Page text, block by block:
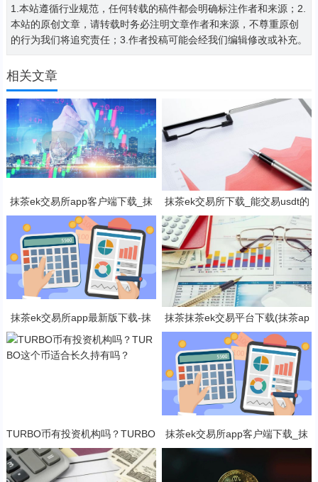
1.本站遵循行业规范，任何转载的稿件都会明确标注作者和来源；2.
本站的原创文章，请转载时务必注明文章作者和来源，不尊重原创
的行为我们将追究责任；3.作者投稿可能会经我们编辑修改或补充。
相关文章
抹茶ek交易所app客户端下载_抹
茶ek钱包v8.15.2下载
抹茶ek交易所下载_能交易usdt的
抹茶ek平台V6.1.0
抹茶ek交易所app最新版下载-抹
抹茶抹茶ek交易平台下载(抹茶ap
p专业版v8.2.4下载)
TURBO币有投资机构吗？TURBO
这个币适合长久持有吗？
抹茶ek交易所app客户端下载_抹
茶ek钱包v8.15.2下载